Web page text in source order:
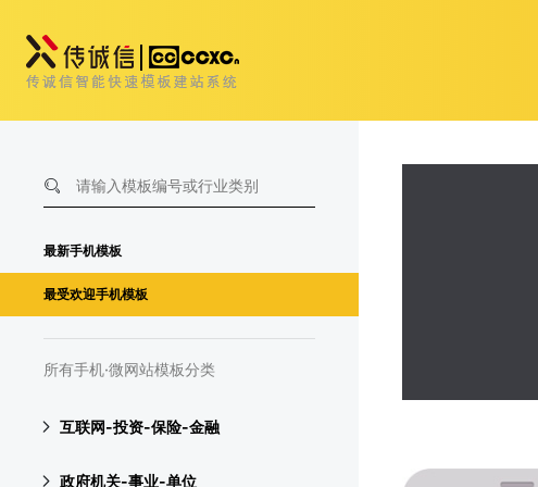
最新手机模板
最受欢迎手机模板
所有手机·微网站模板分类
互联网-投资-保险-金融
政府机关-事业-单位